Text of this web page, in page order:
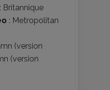
: Britannique
: Metropolitan
(version
(version